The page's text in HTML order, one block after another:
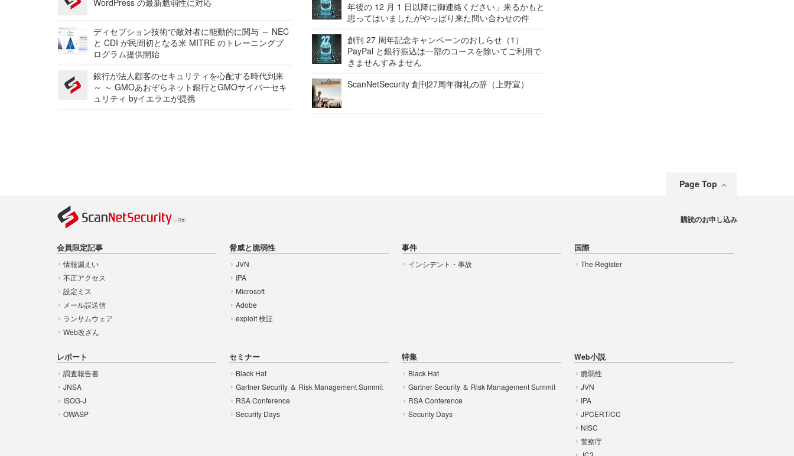
WordPress の最新脆弱性に対応
ディセプション技術で敵対者に能動的に関与 ～ NEC
と CDI が民間初となる米 MITRE のトレーニングプ
ログラム提供開始
銀行が法人顧客のセキュリティを心配する時代到来
～ ～ GMOあおぞらネット銀行とGMOサイバーセキ
ュリティ byイエラエが提携
年後の 12 月 1 日以降に御連絡ください」来るかもと
思ってはいましたがやっぱり来た問い合わせの件
創刊 27 周年記念キャンペーンのおしらせ（1）
PayPal と銀行振込は一部のコースを除いてご利用で
きませんすみません
ScanNetSecurity 創刊27周年御礼の辞（上野宣）
Page Top
会員限定記事
情報漏えい
不正アクセス
設定ミス
メール誤送信
ランサムウェア
Web改ざん
脅威と脆弱性
JVN
IPA
Microsoft
Adobe
exploit 検証
事件
インシデント・事故
国際
The Register
レポート
調査報告書
JNSA
ISOG-J
OWASP
セミナー
Black Hat
Gartner Security ＆ Risk Management Summit
RSA Conference
Security Days
特集
Black Hat
Gartner Security ＆ Risk Management Summit
RSA Conference
Security Days
Web小説
脆弱性
JVN
IPA
JPCERT/CC
NISC
警察庁
購読のお申し込み